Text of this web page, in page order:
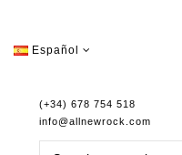
Español
(+34) 678 754 518
info@allnewrock.com